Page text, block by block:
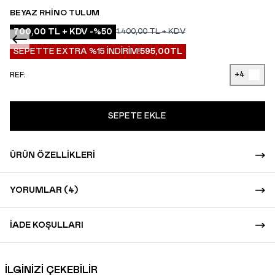
BEYAZ RHINO TULUM
700,00 TL + KDV -%50 1.400,00TL + KDV
SEPETTE EXTRA %15 İNDİRİM!595,00TL
REF: +4
SEPETE EKLE
ÜRÜN ÖZELLIKLERI
YORUMLAR (4)
İADE KOŞULLARI
İLGİNİZİ ÇEKEBİLİR